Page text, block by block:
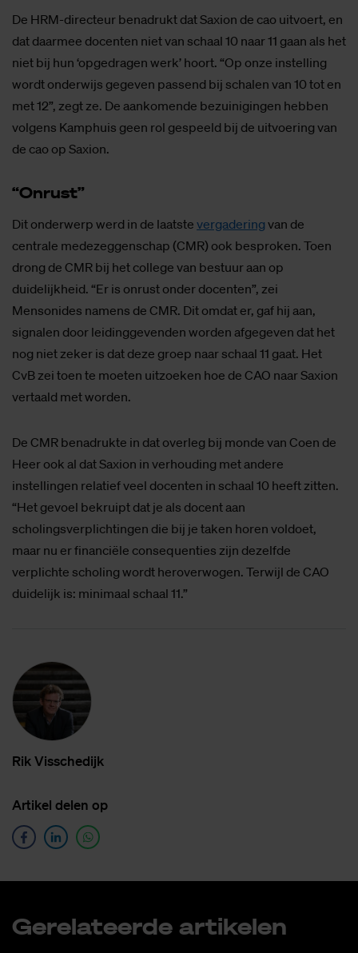
De HRM-directeur benadrukt dat Saxion de cao uitvoert, en
dat daarmee docenten niet van schaal 10 naar 11 gaan als het
niet bij hun ‘opgedragen werk’ hoort. “Op onze instelling
wordt onderwijs gegeven passend bij schalen van 10 tot en
met 12”, zegt ze. De aankomende bezuinigingen hebben
volgens Kamphuis geen rol gespeeld bij de uitvoering van
de cao op Saxion.
“On­rust”
Dit onderwerp werd in de laatste vergadering van de
centrale medezeggenschap (CMR) ook besproken. Toen
drong de CMR bij het college van bestuur aan op
duidelijkheid. “Er is onrust onder docenten”, zei
Mensonides namens de CMR. Dit omdat er, gaf hij aan,
signalen door leidinggevenden worden afgegeven dat het
nog niet zeker is dat deze groep naar schaal 11 gaat. Het
CvB zei toen te moeten uitzoeken hoe de CAO naar Saxion
vertaald met worden.
De CMR benadrukte in dat overleg bij monde van Coen de
Heer ook al dat Saxion in verhouding met andere
instellingen relatief veel docenten in schaal 10 heeft zitten.
“Het gevoel bekruipt dat je als docent aan
scholingsverplichtingen die bij je taken horen voldoet,
maar nu er financiële consequenties zijn dezelfde
verplichte scholing wordt heroverwogen. Terwijl de CAO
duidelijk is: minimaal schaal 11.”
Rik Vis­sche­dijk
Ar­ti­kel de­len op
Ge­re­la­teer­de ar­ti­ke­len